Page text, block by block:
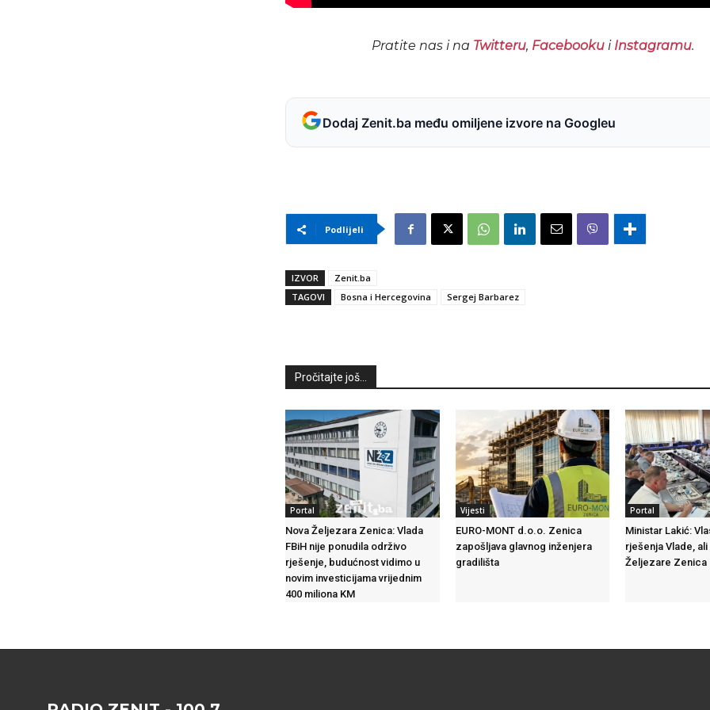
Pratite nas i na Twitteru, Facebookui Instagramu.
Dodaj Zenit.ba među omiljene izvore na Googleu
Podlijeli
IZVOR
Zenit.ba
TAGOVI
Bosna i Hercegovina Sergej Barbarez
Pročitajte još...
Portal
Nova Željezara Zenica: Vlada
FBiH nije ponudila održivo
rješenje, budućnost vidimo u
novim investicijama vrijednim
400 miliona KM
Vijesti
EURO-MONT d.o.o. Zenica
zapošljava glavnog inženjera
gradilišta
Portal
Ministar Lakić:
rješenja Vlade,
Željezare Zenica